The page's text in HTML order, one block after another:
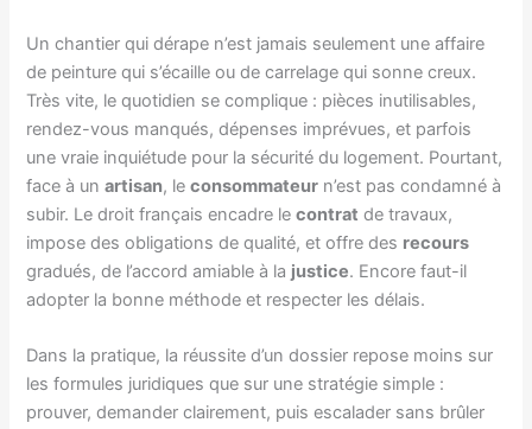
Un chantier qui dérape n’est jamais seulement une affaire
de peinture qui s’écaille ou de carrelage qui sonne creux.
Très vite, le quotidien se complique : pièces inutilisables,
rendez-vous manqués, dépenses imprévues, et parfois
une vraie inquiétude pour la sécurité du logement. Pourtant,
face à unartisan, leconsommateur n’est pas condamné à
subir. Le droit français encadre lecontrat de travaux,
impose des obligations de qualité, et offre des recours
gradués, de l’accord amiable à la justice. Encore faut-il
adopter la bonne méthode et respecter les délais.
Dans la pratique, la réussite d’un dossier repose moins sur
les formules juridiques que sur une stratégie simple :
prouver, demander clairement, puis escalader sans brûler